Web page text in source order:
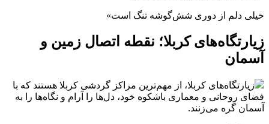
خیلی دلم از دوری شش‌گوشه تنگ است»
زیارتگاه‌های کربلا؛ نقطه اتصال زمین و
آسمان
زیارتگاه‌های کربلا، از مهم‌ترین مراکز گردشی کربلا هستند که با
فضای روحانی و معماری باشکوه خود، دل‌ها را آرام و نگاه‌ها را به
آسمان گره می‌زنند.